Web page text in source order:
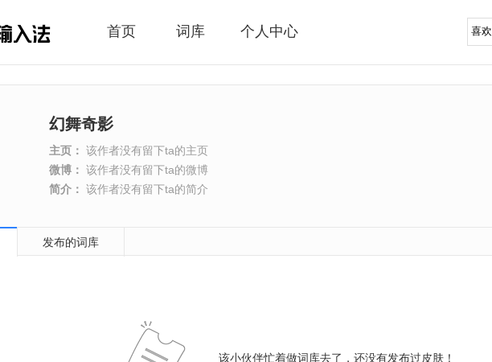
首页 词库 个人中心
幻舞奇影
主页： 该作者没有留下ta的主页
微博： 该作者没有留下ta的微博
简介： 该作者没有留下ta的简介
发布的词库
该小伙伴忙着做词库去了，还没有发布过皮肤！